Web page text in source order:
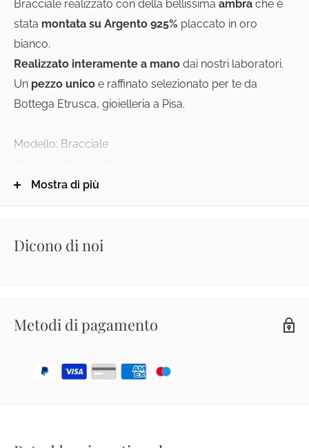
Bracciale realizzato con della bellissima ambra che è
stata montata su Argento 925% placcato in oro
bianco.
Realizzato interamente a mano dai nostri laboratori.
Un pezzo unico e raffinato selezionato per te da
Bottega Etrusca, gioielleria a Pisa.
Modello: Bracciale
Materiale: Argento 925% con placcatura oro bianco
Mostra di più
Dicono di noi
Metodi di pagamento